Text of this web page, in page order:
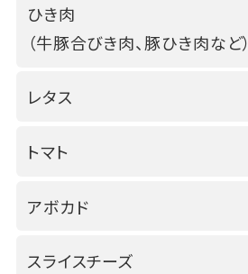
ひき肉
（牛豚合びき肉、豚ひき肉など）
レタス
トマト
アボカド
スライスチーズ